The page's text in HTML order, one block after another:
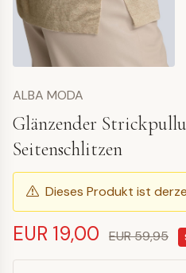
ALBA MODA
Glänzender
Seitenschlitzen
Dieses Produkt ist
EUR 19,00 EUR 59,95